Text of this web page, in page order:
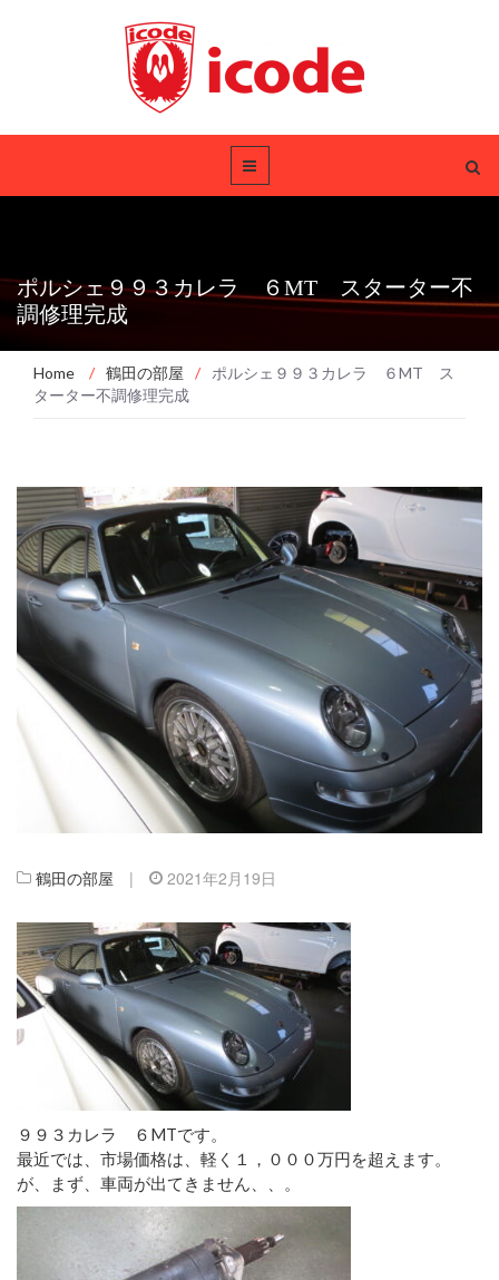
ポルシェ９９３カレラ ６MT スターター不
調修理完成
Home / 鶴田の部屋 /
ポルシェ９９３カレラ ６MT ス
ターター不調修理完成
鶴田の部屋 | 2021年2月19日
９９３カレラ ６MTです。
最近では、市場価格は、軽く１，０００万円を超えます。
が、まず、車両が出てきません、、。